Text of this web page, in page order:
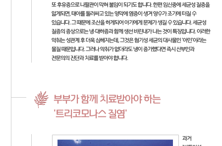
또 후유증으로 나팔관이 막혀 불임이 되기도 합니다. 한편 임신중에 세균성 질증을
앓게되면, 태아를 둘러싸고 있는 양막에 염증이 생겨 양수가 조기에 터질 수
있습니다. 그 때문에 조산을 하게되어 아기에게 문제가 생길 수 있습니다. 세균성
질증의 증상으로는 냉·대하증과 함께 생선 비린내가 나는 것이 특징입니다. 이러한
악취는 성관계 후 더욱 심해지는데, 그것은 혐기성 세균의 대사물인 '아민'이라는
물질 때문입니다. 그러나 악취가 없더라도 냉이 증가했다면 즉시 산부인과
전문의의 진단과 치료를 받아야 합니다.
부부가 함께 치료받아야 하는
'트리코모나스 질염'
과거